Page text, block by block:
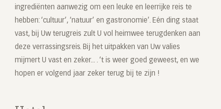
ingrediënten aanwezig om een leuke en leerrijke reis te
hebben: ‘cultuur’, ‘natuur’ en gastronomie’. Eén ding staat
vast, bij Uw terugreis zult U vol heimwee terugdenken aan
deze verrassingsreis. Bij het uitpakken van Uw valies
mijmert U vast en zeker... . ‘t is weer goed geweest, en we
hopen er volgend jaar zeker terug bij te zijn !